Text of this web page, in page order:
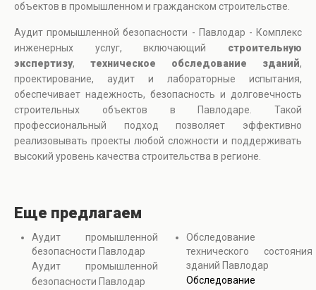
объектов в промышленном и гражданском строительстве.
Аудит промышленной безопасности - Павлодар - Комплекс
инженерных услуг, включающий строительную
экспертизу, техническое обследование зданий,
проектирование, аудит и лабораторные испытания,
обеспечивает надежность, безопасность и долговечность
строительных объектов в Павлодаре. Такой
профессиональный подход позволяет эффективно
реализовывать проекты любой сложности и поддерживать
высокий уровень качества строительства в регионе.
Еще предлагаем
Аудит промышленной
безопасности Павлодар
Аудит промышленной
безопасности Павлодар
Обследование
технического состояния
зданий Павлодар
Обследование